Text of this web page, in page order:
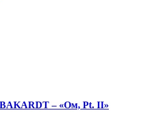
– «Ом, Pt. II»